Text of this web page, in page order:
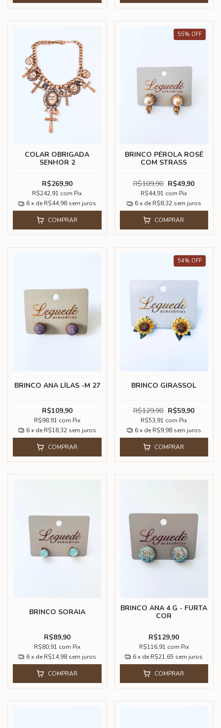
COLAR OBRIGADA
SENHOR 2
R$269,90
R$242,91 com Pix
6 x de R$44,98 sem juros
COMPRAR
55% OFF
BRINCO PÉROLA ROSÊ
COM STRASS
R$109,90 R$49,90
R$44,91 com Pix
6 x de R$8,32 sem juros
COMPRAR
BRINCO ANA LÍLAS -M 27
R$109,90
R$98,91 com Pix
6 x de R$18,32 sem juros
COMPRAR
54% OFF
BRINCO GIRASSOL
R$129,90 R$59,90
R$53,91 com Pix
6 x de R$9,98 sem juros
COMPRAR
BRINCO SORAIA
R$89,90
R$80,91 com Pix
6 x de R$14,98 sem juros
COMPRAR
BRINCO ANA 4 G - FURTA
COR
R$129,90
R$116,91 com Pix
6 x de R$21,65 sem juros
COMPRAR